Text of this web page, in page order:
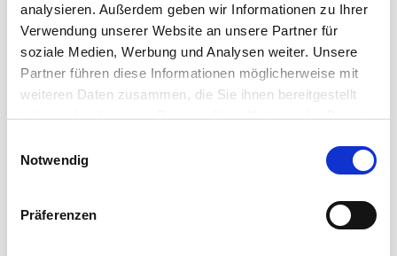
analysieren. Außerdem geben wir Informationen zu Ihrer
Verwendung unserer Website an unsere Partner für
soziale Medien, Werbung und Analysen weiter. Unsere
Partner führen diese Informationen möglicherweise mit
weiteren Daten zusammen, die Sie ihnen bereitgestellt
haben oder die sie im Rahmen Ihrer Nutzung der Dienste
Notwendig
Präferenzen